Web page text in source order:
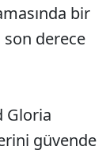
bir
son derece
Gloria
güvende